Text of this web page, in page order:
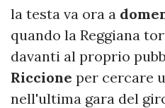
la testa va ora a
quando la Reggiana
davanti al proprio
Riccione per cercare
nell'ultima gara del